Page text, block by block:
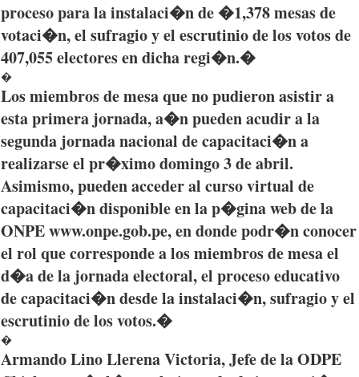
procesoparalainstalaci�nde �1,378 mesas de
votaci�n, el sufragioy el escrutiniode losvotosde
407,055electoresendicharegi�n.�
�
Losmiembrosde mesaquenopudieronasistira
estaprimera jornada,a�npuedenacudira la
segunda jornadanacional decapacitaci�na
realizarseel pr�ximodomingo3 deabril.
Asimismo,puedenaccederal cursovirtual de
capacitaci�ndisponibleen lap�ginaweb de la
ONPEwww.onpe.gob.pe, endondepodr�nconocer
el rol quecorrespondea losmiembrosde mesa el
d�ade la jornadaelectoral, el procesoeducativo
decapacitaci�ndesdelainstalaci�n,sufragioy el
escrutiniode losvotos.�
�
ArmandoLinoLlerenaVictoria,Jefede laODPE